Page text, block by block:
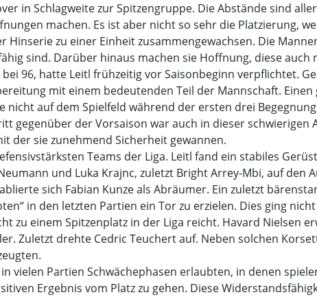
in Schlagweite zur Spitzengruppe. Die Abstände sind
machen. Es ist aber nicht so sehr die Platzierung,
zu einer Einheit zusammengewachsen. Die
sind. Darüber hinaus machen sie Hoffnung, diese auch
96, hatte Leitl frühzeitig vor Saisonbeginn verpflichtet.
mit einem bedeutenden Teil der Mannschaft.
auf dem Spielfeld während der ersten drei
gegenüber der Vorsaison war auch in dieser schwierigen
der sie zunehmend Sicherheit gewannen.
Teams der Liga. Leitl fand ein stabiles
und Luka Krajnc, zuletzt Bright Arrey-Mbi, auf den
sich Fabian Kunze als Abräumer. Ein zuletzt
in den letzten Partien ein Tor zu erzielen. Dies ging
zu einem Spitzenplatz in der Liga reicht. Havard Nielsen
Zuletzt drehte Cedric Teuchert auf. Neben solchen
vielen Partien Schwächephasen erlaubten, in denen
Ergebnis vom Platz zu gehen. Diese